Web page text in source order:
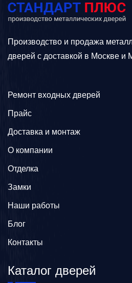
Производство и продажа
дверей с доставкой в Москве и
Ремонт входных дверей
Прайс
Доставка и монтаж
О компании
Отделка
Замки
Наши работы
Блог
Контакты
Каталог дверей